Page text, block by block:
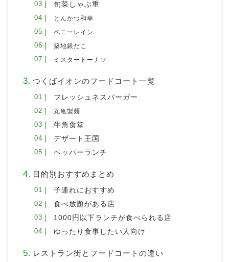
旬菜しゃぶ重
とんかつ和幸
ペニーレイン
築地銀だこ
ミスタードーナツ
つくばイオンのフードコート一覧
フレッシュネスバーガー
丸亀製麺
牛角食堂
デザート王国
ペッパーランチ
目的別おすすめまとめ
子連れにおすすめ
食べ放題がある店
1000円以下ランチが食べられる店
ゆったり食事したい人向け
レストラン街とフードコートの違い